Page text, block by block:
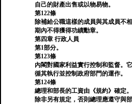
自己的財產出售或以物易物。
第122條
除補給公職這樣的成員與其成員不
期內不得獲得功績勳章。
第四章 行政人員
第1部分。
第123條
內閣對國家利益實行控制和監督。
循其執行並控制政府部門的運作。
第124條
總理和部長的工資由《規約》確定。
除非另有規定，否則總理應遵守與